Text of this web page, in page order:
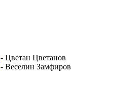
- Цветан Цветанов
- Веселин Замфиров